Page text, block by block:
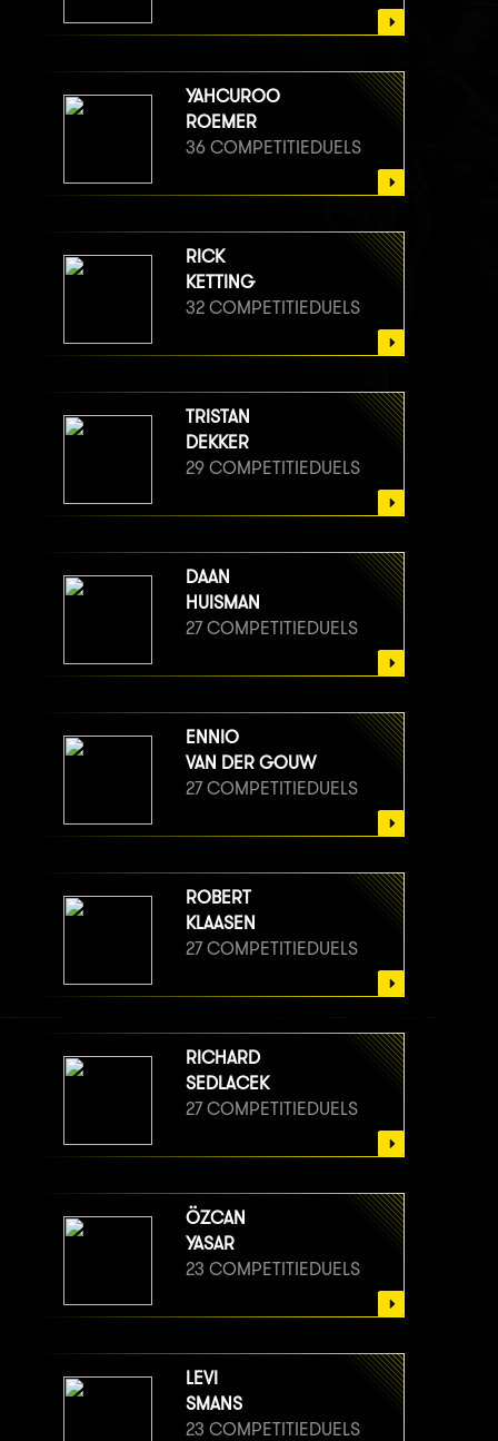
YAHCUROO
ROEMER
36 COMPETITIEDUELS
RICK
KETTING
32 COMPETITIEDUELS
TRISTAN
DEKKER
29 COMPETITIEDUELS
DAAN
HUISMAN
27 COMPETITIEDUELS
ENNIO
VAN DER GOUW
27 COMPETITIEDUELS
ROBERT
KLAASEN
27 COMPETITIEDUELS
RICHARD
SEDLACEK
27 COMPETITIEDUELS
ÖZCAN
YASAR
23 COMPETITIEDUELS
LEVI
SMANS
23 COMPETITIEDUELS